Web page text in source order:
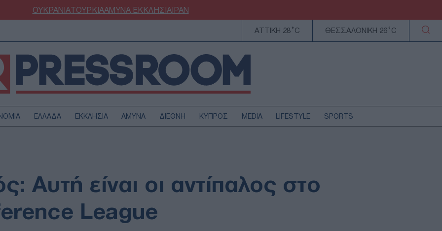
ΟΥΚΡΑΝΙΑΤΟΥΡΚΙΑΑΜΥΝΑΕΚΚΛΗΣΙΑΙΡΑΝ
ΑΤΤΙΚΗ 28°C ΘΕΣΣΑΛΟΝΙΚΗ 26°C
ΕΛΛΑΔΑ ΕΚΚΛΗΣΙΑ ΑΜΥΝΑ ΔΙΕΘΝΗ ΚΥΠΡΟΣ MEDIA LIFESTYLE SPORTS
ΥΓΕΙΑ
ΤΕΧΝΟΛΟΓΙΑ
Αυτή είναι οι αντίπαλος στο
League